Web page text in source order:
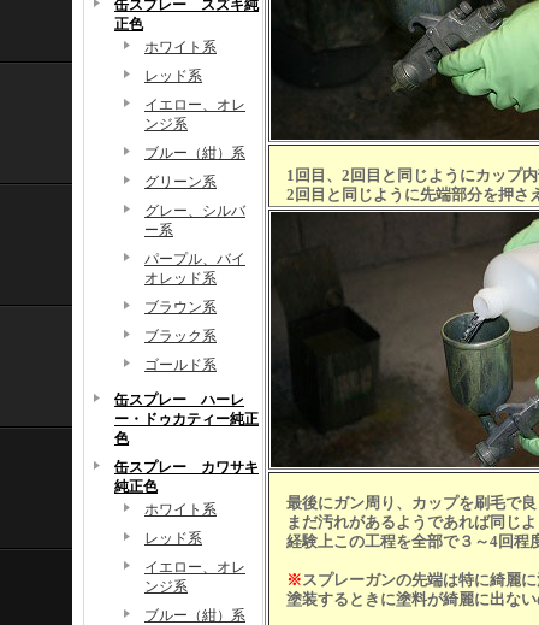
缶スプレー スズキ純
正色
ホワイト系
レッド系
イエロー、オレ
ンジ系
ブルー（紺）系
グリーン系
グレー、シルバ
ー系
パープル、バイ
オレッド系
ブラウン系
ブラック系
ゴールド系
缶スプレー ハーレ
ー・ドゥカティー純正
色
缶スプレー カワサキ
純正色
ホワイト系
レッド系
イエロー、オレ
ンジ系
ブルー（紺）系
1回目、2回目と同じようにカップ
2回目と同じように先端部分を押さ
最後にガン周り、カップを刷毛で
まだ汚れがあるようであれば同じ
経験上この工程を全部で３～4回程
※スプレーガンの先端は特に綺麗
塗装するときに塗料が綺麗に出な